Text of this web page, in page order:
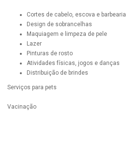
Cortes de cabelo, escova e barbearia
Design de sobrancelhas
Maquiagem e limpeza de pele
Lazer
Pinturas de rosto
Atividades físicas, jogos e danças
Distribuição de brindes
Serviços para pets
Vacinação